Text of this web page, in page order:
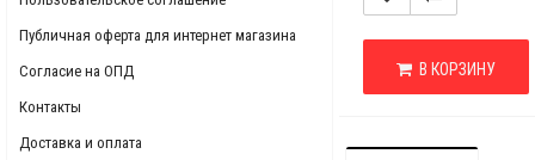
Публичная оферта для интернет магазина
Согласие на ОПД
Контакты
Доставка и оплата
В КОРЗИНУ